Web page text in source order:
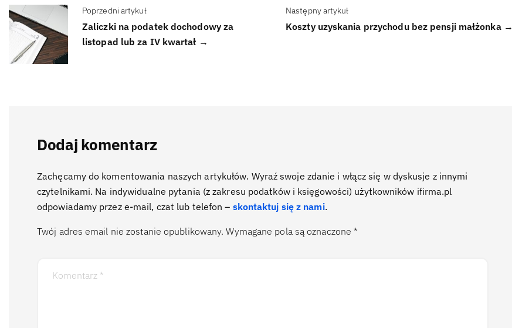
Poprzedni artykuł
Zaliczki na podatek dochodowy za
listopad lub za IV kwartał →
Następny artykuł
Koszty uzyskania przychodu bez pensji małżonka →
Dodaj komentarz
Zachęcamy do komentowania naszych artykułów. Wyraź swoje zdanie i włącz się w dyskusje z innymi
czytelnikami. Na indywidualne pytania (z zakresu podatków i księgowości) użytkowników ifirma.pl
odpowiadamy przez e-mail, czat lub telefon – skontaktuj się z nami.
Twój adres email nie zostanie opublikowany. Wymagane pola są oznaczone*